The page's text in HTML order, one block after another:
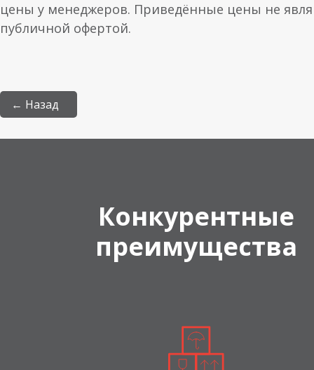
цены у менеджеров. Приведённые цены не
публичной офертой.
← Назад
Конкурентные
преимущества